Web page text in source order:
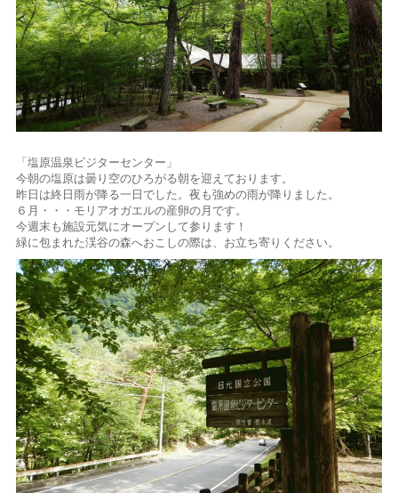
「塩原温泉ビジターセンター」
今朝の塩原は曇り空のひろがる朝を迎えております。
昨日は終日雨が降る一日でした。夜も強めの雨が降りました。
６月・・・モリアオガエルの産卵の月です。
今週末も施設元気にオープンして参ります！
緑に包まれた渓谷の森へおこしの際は、お立ち寄りください。